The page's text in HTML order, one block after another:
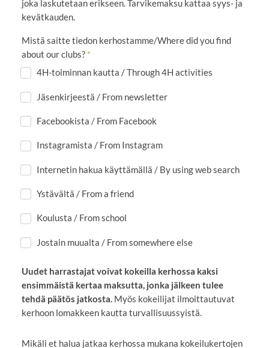
joka laskutetaan erikseen. Tarvikemaksu kattaa syys- ja
kevätkauden.
Mistä saitte tiedon kerhostamme/Where did you find
about our clubs?*
4H-toiminnan kautta / Through 4H activities
Jäsenkirjeestä / From newsletter
Facebookista / From Facebook
Instagramista / From Instagram
Internetin hakua käyttämällä / By using web search
Ystävältä / From a friend
Koulusta / From school
Jostain muualta / From somewhere else
Uudet harrastajat voivat kokeilla kerhossa kaksi
ensimmäistä kertaa maksutta, jonka jälkeen tulee
tehdä päätös jatkosta.Myös kokeilijat ilmoittautuvat
kerhoon lomakkeen kautta turvallisuussyistä.
Mikäli et halua jatkaa kerhossa mukana kokeilukertojen